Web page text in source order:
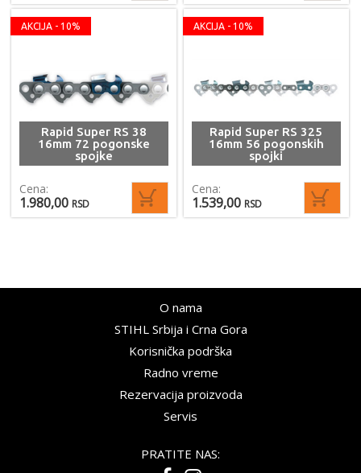
AKCIJA - 10%
Rapid Super RS 38
16mm 72 pogonske
spojke
Cena:
1.980,00 RSD
AKCIJA - 10%
Rapid Super RS 325
16mm 56 pogonskih
spojki
Cena:
1.539,00 RSD
O nama
STIHL Srbija i Crna Gora
Korisnička podrška
Radno vreme
Rezervacija proizvoda
Servis
PRATITE NAS: